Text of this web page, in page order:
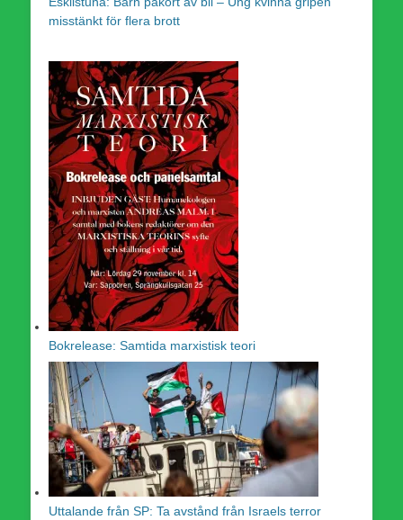
misstänkt för flera brott
Bokrelease: Samtida marxistisk teori
Uttalande från SP: Ta avstånd från Israels terror